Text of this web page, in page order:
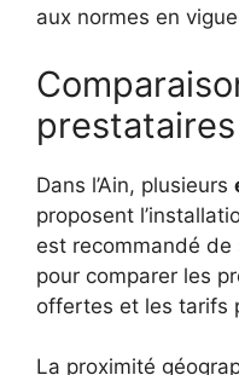
aux normes en
Dans l’Ain, plusieurs
proposent
est recommandé
pour comparer les
offertes et les tarifs
La proximité